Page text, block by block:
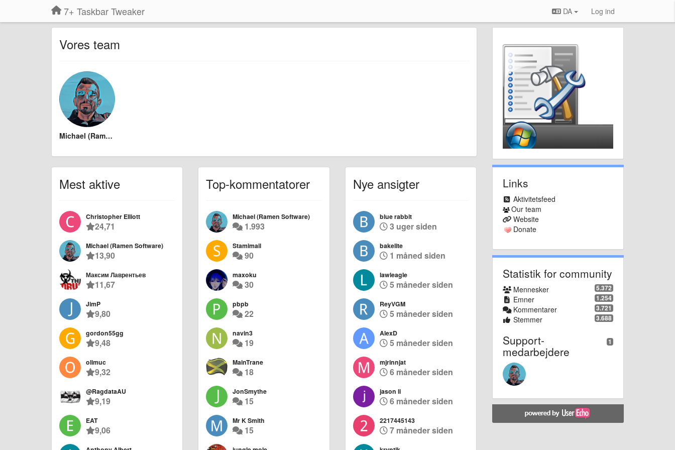
7+ Taskbar Tweaker DA Log ind
Vores team
Michael (Ramen Software)
Mest aktive
Christopher Elliott
24,71
Michael (Ramen Software)
13,90
Максим Лаврентьев
11,67
JimP
9,80
gordon55gg
9,48
olimuc
9,32
@RagdataAU
9,19
EAT
9,06
Top-kommentatorer
Michael (Ramen Software)
1.993
Stamimail
90
maxoku
30
pbpb
22
navin3
19
MainTrane
18
JonSmythe
15
Mr K Smith
15
Nye ansigter
blue rabbit
3 uger siden
bakelite
1 måned siden
lawleagle
5 måneder siden
ReyVGM
5 måneder siden
AlexD
5 måneder siden
mjrinnjat
6 måneder siden
jason li
6 måneder siden
2217445143
7 måneder siden
Links
Aktivitetsfeed
Our team
Website
Donate
Statistik for community
5.372
Mennesker
1.254
Emner
3.721
Kommentarer
3.688
Stemmer
1
Support-
medarbejdere